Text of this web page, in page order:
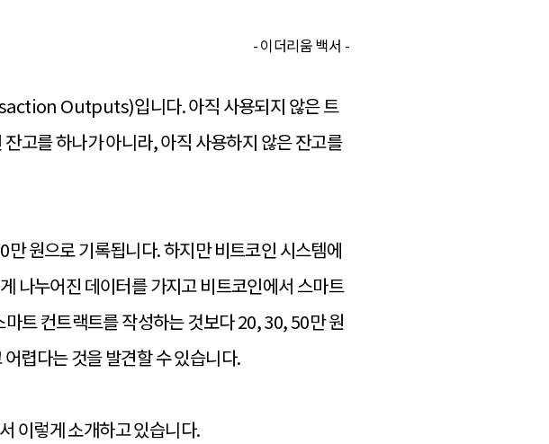
- 이더리움 백서 -
Outputs)입니다. 아직 사용되지 않은 트
고를 하나가 아니라, 아직 사용하지 않은 잔고를
원으로 기록됩니다. 하지만 비트코인 시스템에
나누어진 데이터를 가지고 비트코인에서 스마트
트 컨트랙트를 작성하는 것보다 20, 30, 50만 원
렵다는 것을 발견할 수 있습니다.
이렇게 소개하고 있습니다.